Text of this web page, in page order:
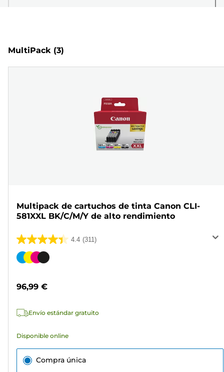
MultiPack (3)
Multipack de cartuchos de tinta Canon CLI-
581XXL BK/C/M/Y de alto rendimiento
4.4 (311)
4.4
de
311
Cartucho
96,99 €
Envío estándar gratuito
Disponible online
Compra única